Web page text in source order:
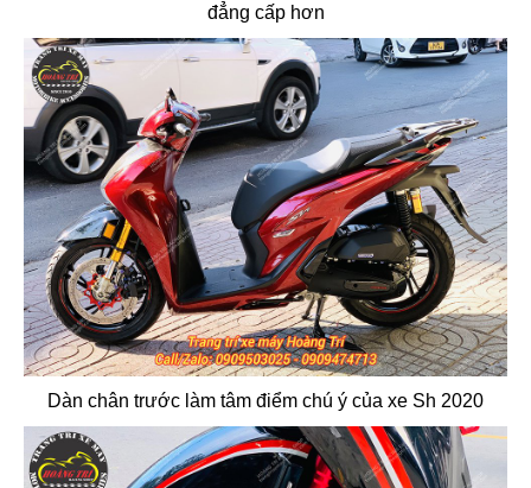
đẳng cấp hơn
Dàn chân trước làm tâm điểm chú ý của xe Sh 2020